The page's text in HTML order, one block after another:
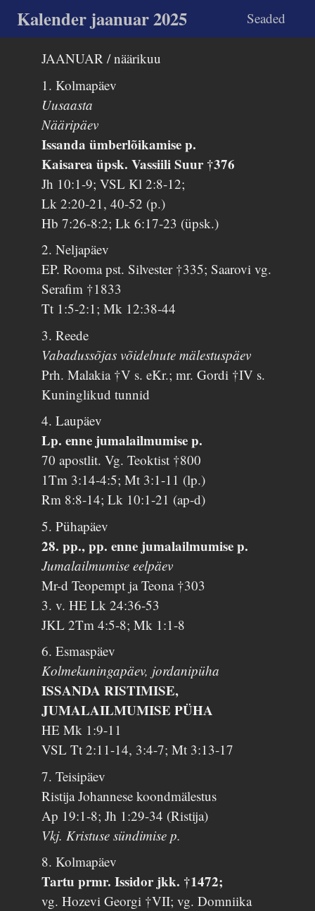
Kalender jaanuar 2025 Seaded
JAANUAR / näärikuu
1. Kolmapäev
Uusaasta
Nääripäev
Issanda ümberlõikamise p.
Kaisarea üpsk. Vassiili Suur †376
Jh 10:1-9; VSL Kl 2:8-12;
Lk 2:20-21, 40-52 (p.)
Hb 7:26-8:2; Lk 6:17-23 (üpsk.)
2. Neljapäev
EP. Rooma pst. Silvester †335; Saarovi vg.
Serafim †1833
Tt 1:5-2:1; Mk 12:38-44
3. Reede
Vabadussõjas võidelnute mälestuspäev
Prh. Malakia †V s. eKr.; mr. Gordi †IV s.
Kuninglikud tunnid
4. Laupäev
Lp. enne jumalailmumise p.
70 apostlit. Vg. Teoktist †800
1Tm 3:14-4:5; Mt 3:1-11 (lp.)
Rm 8:8-14; Lk 10:1-21 (ap-d)
5. Pühapäev
28. pp., pp. enne jumalailmumise p.
Jumalailmumise eelpäev
Mr-d Teopempt ja Teona †303
3. v. HE Lk 24:36-53
JKL 2Tm 4:5-8; Mk 1:1-8
6. Esmaspäev
Kolmekuningapäev, jordanipüha
ISSANDA RISTIMISE,
JUMALAILMUMISE PÜHA
HE Mk 1:9-11
VSL Tt 2:11-14, 3:4-7; Mt 3:13-17
7. Teisipäev
Ristija Johannese koondmälestus
Ap 19:1-8; Jh 1:29-34 (Ristija)
Vkj. Kristuse sündimise p.
8. Kolmapäev
Tartu prmr. Issidor jkk. †1472;
vg. Hozevi Georgi †VII; vg. Domniika